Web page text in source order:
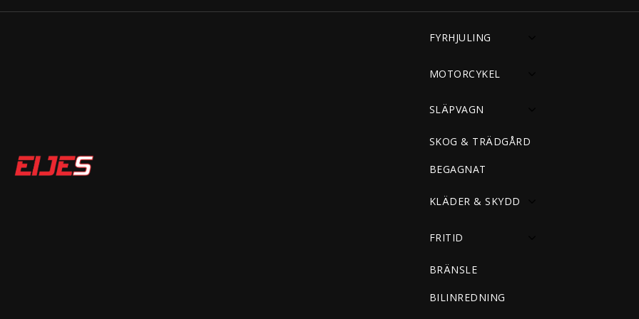
FYRHJULING
MOTORCYKEL
SLÄPVAGN
SKOG & TRÄDGÅRD
BEGAGNAT
KLÄDER & SKYDD
FRITID
BRÄNSLE
BILINREDNING